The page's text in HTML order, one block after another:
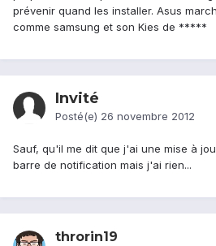
prévenir quand les installer. Asus
comme samsung et son Kies de *****
Invité
Posté(e) 26 novembre 2012
Sauf, qu'il me dit que j'ai une mise à
barre de notification mais j'ai rien...
throrin19